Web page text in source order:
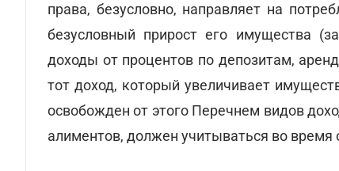
права, безусловно, направляет на
безусловный прирост его имущества
доходы от процентов по депозитам,
тот доход, который увеличивает
освобожден от этого Перечнем видов
алиментов, должен учитываться во